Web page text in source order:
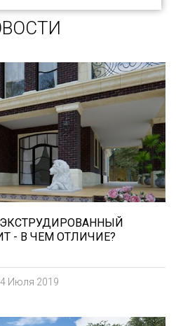
называют все подряд...
и ступени (фронтальные,
крыльца, фасадную
преимущественно
отделки домов, зон
лестниц и...
- В ЧЕМ ОТЛИЧИЕ?
Июля 2019